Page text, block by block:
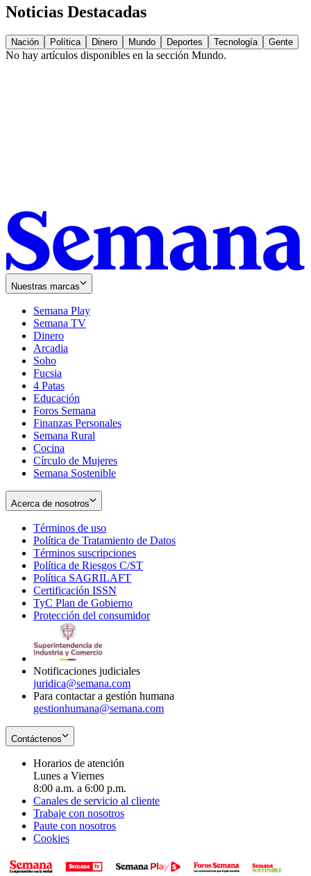
Noticias Destacadas
Nación Política Dinero Mundo Deportes Tecnología Gente
No hay artículos disponibles en la sección Mundo.
Nuestras marcas
Semana Play
Semana TV
Dinero
Arcadia
Soho
in
new
window
Fucsia
in
new
window
4 Patas
Educación
Foros Semana
Finanzas Personales
Semana Rural
Cocina
Círculo de Mujeres
Semana Sostenible
Acerca de nosotros
Términos de uso
in
new
window
Política de Tratamiento de Datos
Términos suscripciones
in
Política de Riesgos C/ST
Política SAGRILAFT
new
window
Certificación ISSN
in
new
TyC Plan de Gobierno
in
Protección del consumidorOpens
Notificaciones judiciales
juridica@semana.com
Para contactar a gestión humana
gestionhumana@semana.com
Contáctenos
Horarios de atención
Lunes a Viernes
8:00 a.m. a 6:00 p.m.
Canales de servicio al cliente
Trabaje con nosotros
Paute con nosotros
Cookies